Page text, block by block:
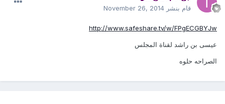
قام بنشر November 26, 2014
http://www.safeshare.tv/w/FPgECGBYJw
عيسى بن راشد لقناة المجلس
الصراحه حلوه